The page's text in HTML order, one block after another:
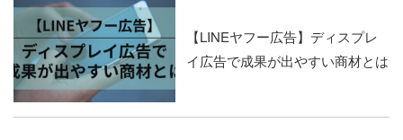
【LINEヤフー広告】ディスプレ
イ広告で成果が出やすい商材とは